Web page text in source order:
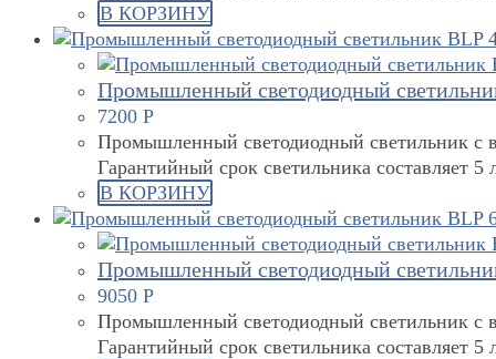
В КОРЗИНУ
Промышленный светодиодный
7200 Р
Промышленный светодиодный светильник с
Гарантийный срок светильника составляет 5
В КОРЗИНУ
Промышленный светодиодный
9050 Р
Промышленный светодиодный светильник с
Гарантийный срок светильника составляет 5